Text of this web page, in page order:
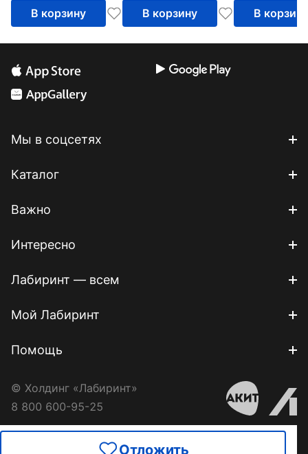
Отложить
В корзину В корзину В корзину
Мы в соцсетях
Каталог
Важно
Интересно
Лабиринт — всем
Мой Лабиринт
Помощь
© Холдинг «Лабиринт»
8 800 600-95-25